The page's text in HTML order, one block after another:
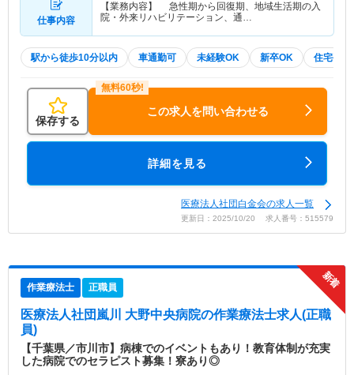
仕事内容
【業務内容】 急性期から回復期、地域生活期の入
院・外来リハビリテーション、通…
駅から徒歩10分以内 車通勤可 未経験OK 新卒OK 住宅手当
保存する
この求人を問い合わせる
詳細を見る
医療法人社団白金会の求人一覧
更新日：2025/10/20 求人番号：515579
作業療法士 正職員
医療法人社団嵐川 大野中央病院の作業療法士求人(正職
員)
【千葉県／市川市】病棟でのイベントもあり！教育体制が充実
した病院でのセラピスト募集！寮あり◎